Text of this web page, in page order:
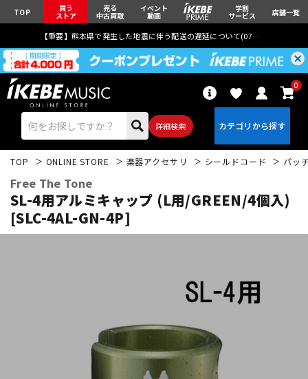
TOP 買う
ストア
売る
中古買取
イベント
動画
学割
サービス 店舗一覧
【重要】熊本県で発生した地震に伴う配送の遅延について(07月29日
詳細検索
0
ウクレレ
パーカッション
TOP ONLINE STORE 楽器アクセサリ シールドコード パッ
Free The Tone
SL-4用アルミキャップ (L用/GREEN/4個入)
[SLC-4AL-GN-4P]